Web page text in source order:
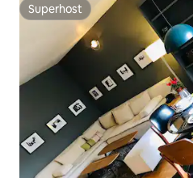
Superhost
Superhost